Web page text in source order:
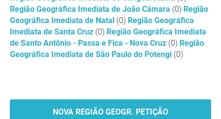
Região Geográfica Imediata de João Câmara (0) Região
Geográfica Imediata de Natal (0) Região Geográfica
Imediata de Santa Cruz (0) Região Geográfica Imediata
de Santo Antônio - Passa e Fica - Nova Cruz (0) Região
Geográfica Imediata de São Paulo do Potengi (0)
NOVA REGIÃO GEOGR. PETIÇÃO